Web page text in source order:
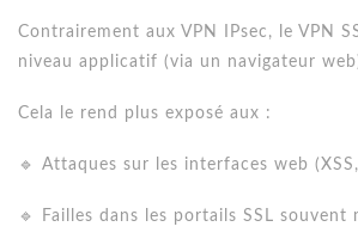
Contrairement aux VPN IPsec, le VPN
niveau applicatif (via un navigateur
Cela le rend plus exposé aux :
🔹 Attaques sur les interfaces web
🔹 Failles dans les portails SSL souvent